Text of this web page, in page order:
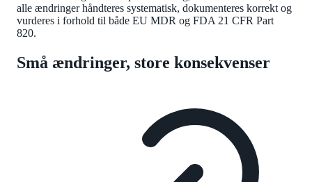
alle ændringer håndteres systematisk, dokumenteres korrekt og
vurderes i forhold til både EU MDR og FDA 21 CFR Part
820.
Små ændringer, store konsekvenser